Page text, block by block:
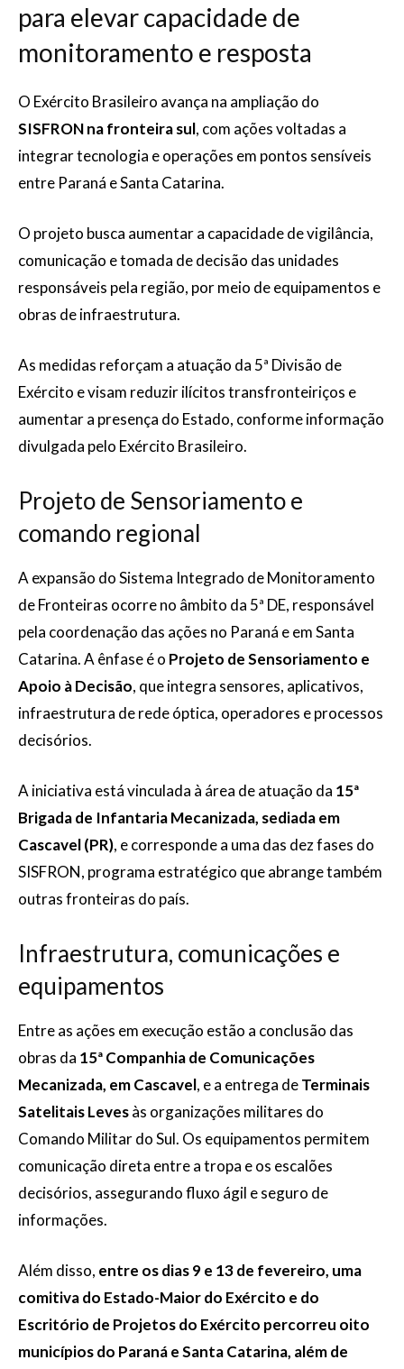
para elevar capacidade de
monitoramento e resposta
O Exército Brasileiro avança na ampliação do
SISFRON na fronteira sul, com ações voltadas a
integrar tecnologia e operações em pontos sensíveis
entre Paraná e Santa Catarina.
O projeto busca aumentar a capacidade de vigilância,
comunicação e tomada de decisão das unidades
responsáveis pela região, por meio de equipamentos e
obras de infraestrutura.
As medidas reforçam a atuação da 5ª Divisão de
Exército e visam reduzir ilícitos transfronteiriços e
aumentar a presença do Estado, conforme informação
divulgada pelo Exército Brasileiro.
Projeto de Sensoriamento e
comando regional
A expansão do Sistema Integrado de Monitoramento
de Fronteiras ocorre no âmbito da 5ª DE, responsável
pela coordenação das ações no Paraná e em Santa
Catarina. A ênfase é o Projeto de Sensoriamento e
Apoio à Decisão, que integra sensores, aplicativos,
infraestrutura de rede óptica, operadores e processos
decisórios.
A iniciativa está vinculada à área de atuação da 15ª
Brigada de Infantaria Mecanizada, sediada em
Cascavel (PR), e corresponde a uma das dez fases do
SISFRON, programa estratégico que abrange também
outras fronteiras do país.
Infraestrutura, comunicações e
equipamentos
Entre as ações em execução estão a conclusão das
obras da 15ª Companhia de Comunicações
Mecanizada, em Cascavel, e a entrega deTerminais
Satelitais Levesàs organizações militares do
Comando Militar do Sul. Os equipamentos permitem
comunicação direta entre a tropa e os escalões
decisórios, assegurando fluxo ágil e seguro de
informações.
Além disso, entre os dias 9 e 13 de fevereiro, uma
comitiva do Estado-Maior do Exército e do
Escritório de Projetos do Exército percorreu oito
municípios do Paraná e Santa Catarina, além de